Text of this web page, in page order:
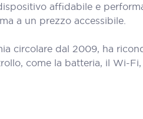
affidabile e
a un prezzo accessibile.
circolare dal 2009, ha
come la batteria, il Wi-